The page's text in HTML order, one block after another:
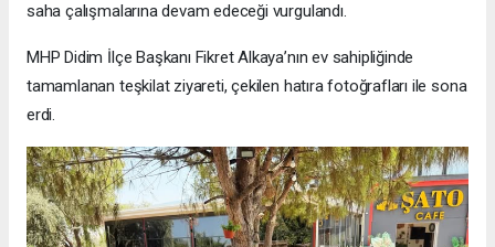
saha çalışmalarına devam edeceği vurgulandı.
MHP Didim İlçe Başkanı Fikret Alkaya’nın ev sahipliğinde
tamamlanan teşkilat ziyareti, çekilen hatıra fotoğrafları ile sona
erdi.